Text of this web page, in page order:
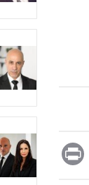
Message
Print